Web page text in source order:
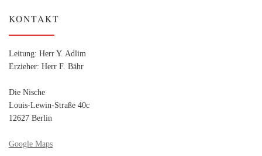
KONTAKT
Leitung: Herr Y. Adlim
Erzieher: Herr F. Bähr
Die Nische
Louis-Lewin-Straße 40c
12627 Berlin
Google Maps